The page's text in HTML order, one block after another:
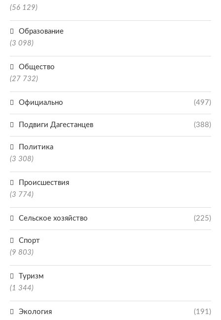
(56 129)
Образование
(3 098)
Общество
(27 732)
Официально (497)
Подвиги Дагестанцев (388)
Политика
(3 308)
Происшествия
(3 774)
Сельское хозяйство (225)
Спорт
(9 803)
Туризм
(1 344)
Экология (191)